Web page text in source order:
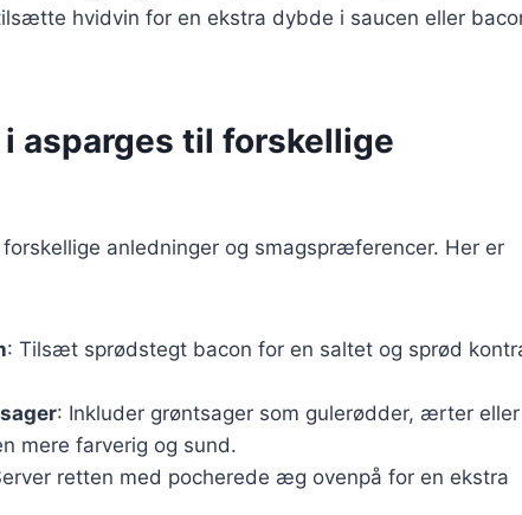
hvidvin for en ekstra dybde i saucen eller
asparges til forskellige
anledninger og smagspræferencer. Her er
: Tilsæt sprødstegt bacon for en saltet og sprød
: Inkluder grøntsager som gulerødder, ærter eller
mere farverig og sund.
retten med pocherede æg ovenpå for en ekstra